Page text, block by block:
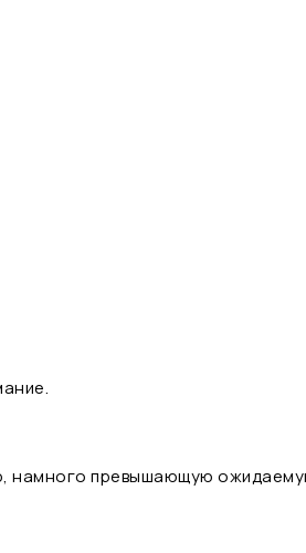
намного превышающую